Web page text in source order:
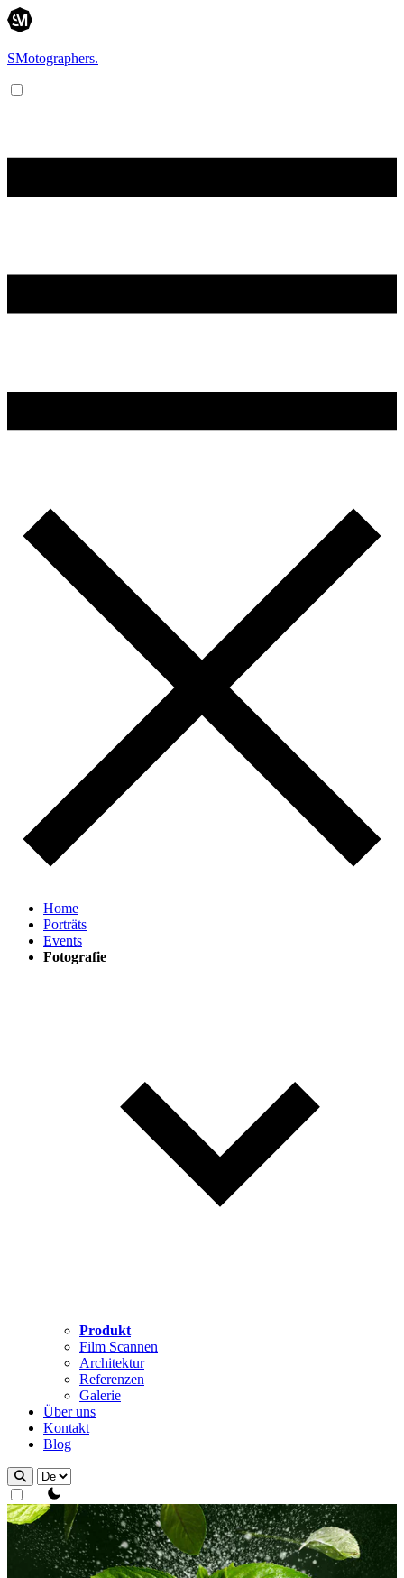
SMotographers.
Home
Porträts
Events
Fotografie
Produkt
Film Scannen
Architektur
Referenzen
Galerie
Über uns
Kontakt
Blog
theme switcher